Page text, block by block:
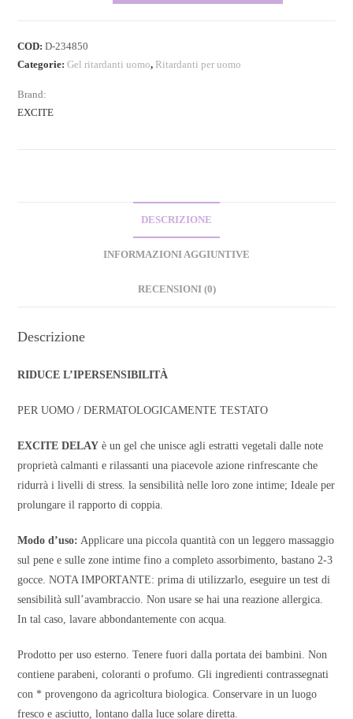
COD:D-234850
Categorie:Gel ritardanti uomo, Ritardanti per uomo
Brand:
EXCITE
DESCRIZIONE
INFORMAZIONI AGGIUNTIVE
RECENSIONI (0)
Descrizione
RIDUCE L’IPERSENSIBILITÀ
PER UOMO / DERMATOLOGICAMENTE TESTATO
EXCITE DELAY è un gel che unisce agli estratti vegetali dalle note
proprietà calmanti e rilassanti una piacevole azione rinfrescante che
ridurrà i livelli di stress. la sensibilità nelle loro zone intime; Ideale per
prolungare il rapporto di coppia.
Modo d’uso: Applicare una piccola quantità con un leggero massaggio
sul pene e sulle zone intime fino a completo assorbimento, bastano 2-3
gocce. NOTA IMPORTANTE: prima di utilizzarlo, eseguire un test di
sensibilità sull’avambraccio. Non usare se hai una reazione allergica.
In tal caso, lavare abbondantemente con acqua.
Prodotto per uso esterno. Tenere fuori dalla portata dei bambini. Non
contiene parabeni, coloranti o profumo. Gli ingredienti contrassegnati
con * provengono da agricoltura biologica. Conservare in un luogo
fresco e asciutto, lontano dalla luce solare diretta.